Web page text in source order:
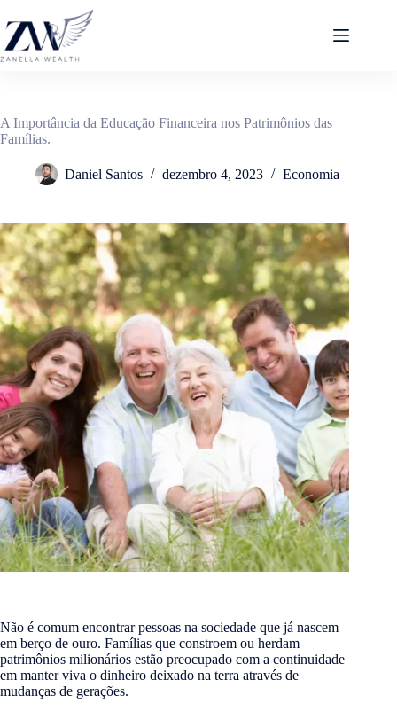
para
conteúdo
A Importância da Educação Financeira nos Patrimônios das
Famílias.
Daniel Santos dezembro 4, 2023 Economia
Não é comum encontrar pessoas na sociedade que já nascem
em berço de ouro. Famílias que constroem ou herdam
patrimônios milionários estão preocupado com a continuidade
em manter viva o dinheiro deixado na terra através de
mudanças de gerações.